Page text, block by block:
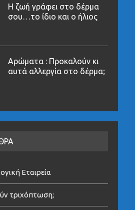
Η ζωή γράφει στο δέρμα
σου…το ίδιο και ο ήλιος
Αρώματα : Προκαλούν κι
αυτά αλλεργία στο δέρμα;
Εταιρεία
τριχόπτωση;